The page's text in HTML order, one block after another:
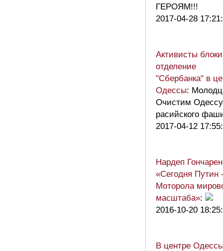
ГЕРОЯМ!!!
2017-04-28
Активисты
отделение
"Сбербанка" в
Одессы:
Очистим
расийского
2017-04-12
Нардеп
«Сегодня Путин
Моторола
масштаба»:
2016-10-20
В центре